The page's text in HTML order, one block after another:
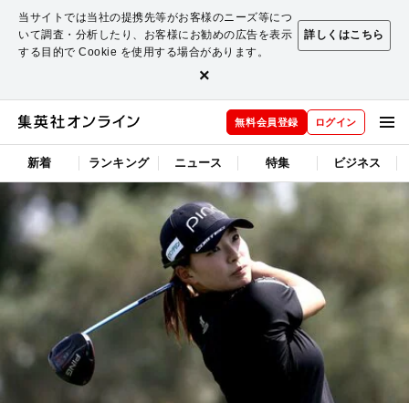
当サイトでは当社の提携先等がお客様のニーズ等につ
いて調査・分析したり、お客様にお勧めの広告を表示
する目的で Cookie を使用する場合があります。
詳しくはこちら
×
無料会員登録 ログイン
新着 ランキング ニュース 特集 ビジネス